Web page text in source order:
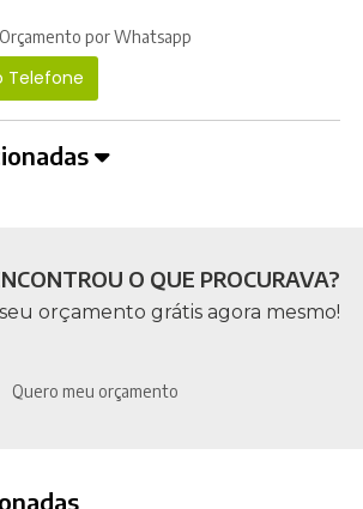
Orçamento por Whatsapp
Telefone
O QUE PROCURAVA?
orçamento grátis agora mesmo!
Quero meu orçamento